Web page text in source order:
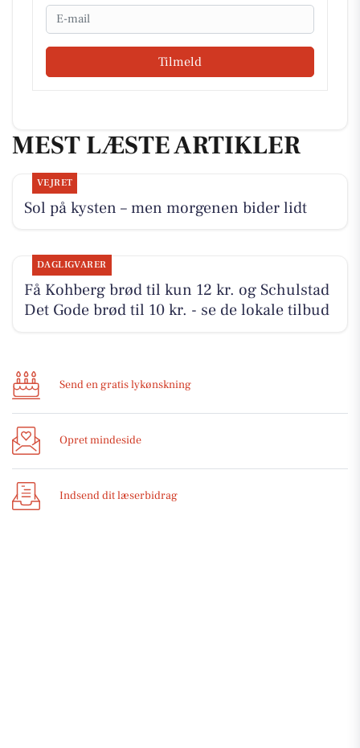
Email
Tilmeld
MEST LÆSTE ARTIKLER
VEJRET
Sol på kysten – men morgenen bider lidt
DAGLIGVARER
Få Kohberg brød til kun 12 kr. og Schulstad
Det Gode brød til 10 kr. - se de lokale tilbud
Send en gratis lykønskning
Opret mindeside
Indsend dit læserbidrag